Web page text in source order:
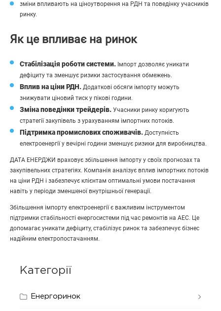
зміни впливають на ціноутворення на РДН та поведінку учасників
ринку.
Як це впливає на ринок
Стабілізація роботи системи. Імпорт дозволяє уникати
дефіциту та зменшує ризики застосування обмежень.
Вплив на ціни РДН. Додаткові обсяги імпорту можуть
знижувати ціновий тиск у пікові години.
Зміна поведінки трейдерів. Учасники ринку коригують
стратегії закупівель з урахуванням імпортних потоків.
Підтримка промислових споживачів. Доступність
електроенергії у вечірні години зменшує ризики для виробництва.
ДАТА ЕНЕРДЖИ враховує збільшення імпорту у своїх прогнозах та
закупівельних стратегіях. Компанія аналізує вплив імпортних потоків
на ціни РДН і забезпечує клієнтам оптимальні умови постачання
навіть у періоди зменшеної внутрішньої генерації.
Збільшення імпорту електроенергії є важливим інструментом
підтримки стабільності енергосистеми під час ремонтів на АЕС. Це
допомагає уникати дефіциту, стабілізує ринок та забезпечує бізнес
надійним електропостачанням.
Категорії
Енергоринок